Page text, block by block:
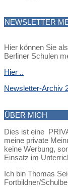
NEWSLETTER
Hier können Sie
Berliner Schulen
Hier ..
Newsletter-Archiv
ÜBER MICH
Dies ist eine
meine private
keine Werbung,
Einsatz im
Ich bin Thomas
Fortbildner/